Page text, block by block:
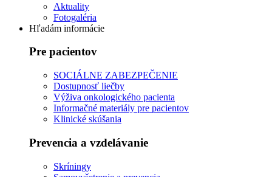
Aktuality
Fotogaléria
Hľadám informácie
Pre pacientov
SOCIÁLNE ZABEZPEČENIE
Dostupnosť liečby
Výživa onkologického pacienta
Informačné materiály pre pacientov
Klinické skúšania
Prevencia a vzdelávanie
Skríningy